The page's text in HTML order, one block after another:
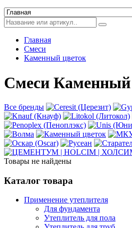
Главная
Смеси
Каменный цветок
Смеси Каменный
Все бренды
Товары не найдены
Каталог товара
Применение утеплителя
Для фундамента
Утеплитель для пола